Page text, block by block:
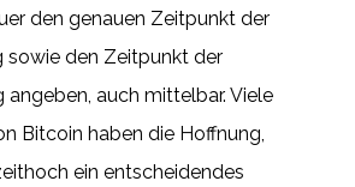
den genauen Zeitpunkt der
sowie den Zeitpunkt der
angeben, auch mittelbar. Viele
Bitcoin haben die Hoffnung,
ein entscheidendes